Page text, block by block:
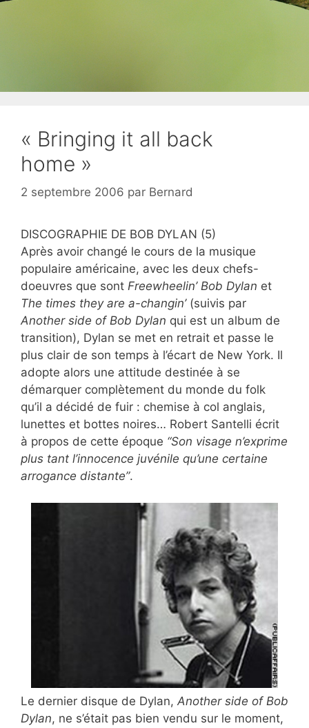
« Bringing it all back
home »
2 septembre 2006 par Bernard
DISCOGRAPHIE DE BOB DYLAN (5)
Après avoir changé le cours de la musique
populaire américaine, avec les deux chefs-
doeuvres que sont Freewheelin’ Bob Dylan et
The times they are a-changin’(suivis par
Another side of Bob Dylan qui est un album de
transition), Dylan se met en retrait et passe le
plus clair de son temps à l’écart de New York. Il
adopte alors une attitude destinée à se
démarquer complètement du monde du folk
qu’il a décidé de fuir : chemise à col anglais,
lunettes et bottes noires… Robert Santelli écrit
à propos de cette époque “Son visage n’exprime
plus tant l’innocence juvénile qu’une certaine
arrogance distante”.
Le dernier disque de Dylan, Another side of Bob
Dylan, ne s’était pas bien vendu sur le moment,